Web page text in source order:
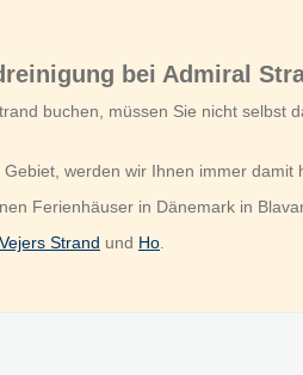
bei Admiral
buchen, müssen Sie nicht
werden wir Ihnen immer
Ferienhäuser in Dänemark in
Vejers Strand und Ho